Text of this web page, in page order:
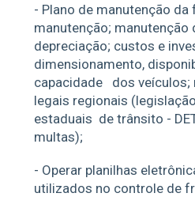
- Plano de manutenção
manutenção; manutenção
depreciação; custos e
dimensionamento,
capacidade
dos veículos;
legais regionais
estaduais de trânsito -
multas);
- Operar planilhas
utilizados no controle de